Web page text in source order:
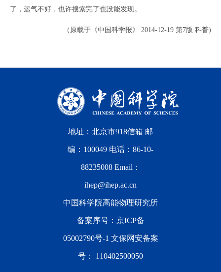
了，运气不好，也许搜索完了也没能发现。
（原载于《中国科学报》 2014-12-19 第7版 科普)
地址：北京市918信箱 邮
编：100049 电话：86-10-
88235008 Email：
ihep@ihep.ac.cn
中国科学院高能物理研究所
备案序号： 京ICP备
05002790号-1 文保网安备案
号： 110402500050